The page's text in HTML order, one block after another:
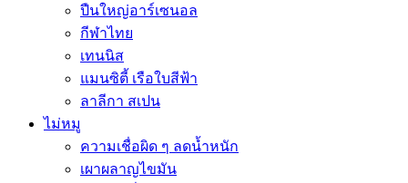
ปืนใหญ่อาร์เซนอล
กีฬาไทย
เทนนิส
แมนซิตี้ เรือใบสีฟ้า
ลาลีกา สเปน
ไม่หมู
ความเชื่อผิด ๆ ลดน้ำหนัก
เผาผลาญไขมัน